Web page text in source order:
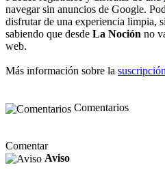
navegar sin anuncios de Google.
disfrutar de una experiencia limpia,
sabiendo que desde La Noción no
web.
Más información sobre la
Comentarios
Comentar
Aviso